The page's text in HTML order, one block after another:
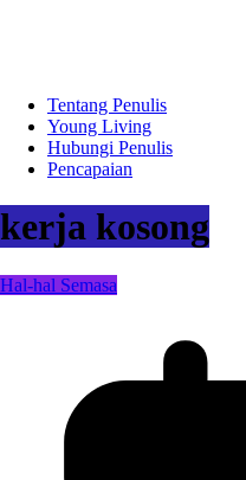
Tentang Penulis
Young Living
Hubungi Penulis
Pencapaian
kerja kosong
Hal-hal Semasa